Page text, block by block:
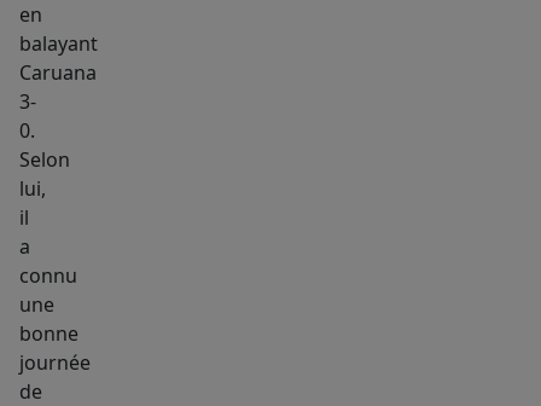
en
balayant
Caruana
3-
0.
Selon
lui,
il
a
connu
une
bonne
journée
de